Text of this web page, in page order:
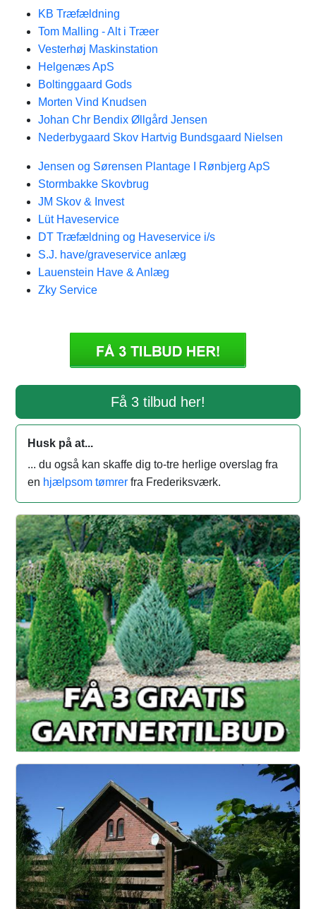
KB Træfældning
Tom Malling - Alt i Træer
Vesterhøj Maskinstation
Helgenæs ApS
Boltinggaard Gods
Morten Vind Knudsen
Johan Chr Bendix Øllgård Jensen
Nederbygaard Skov Hartvig Bundsgaard Nielsen
Jensen og Sørensen Plantage I Rønbjerg ApS
Stormbakke Skovbrug
JM Skov & Invest
Lüt Haveservice
DT Træfældning og Haveservice i/s
S.J. have/graveservice anlæg
Lauenstein Have & Anlæg
Zky Service
Få 3 tilbud her!
Husk på at...
... du også kan skaffe dig to-tre herlige overslag fra
en hjælpsom tømrer fra Frederiksværk.